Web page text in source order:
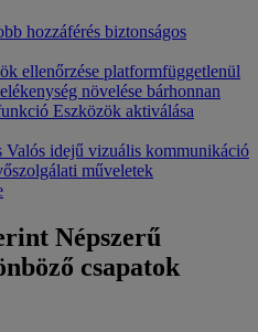
hozzáférés biztonságos
ellenőrzése platformfüggetlenül
növelése bárhonnan
Eszközök aktiválása
Valós idejű vizuális kommunikáció
műveletek
Népszerű
csapatok